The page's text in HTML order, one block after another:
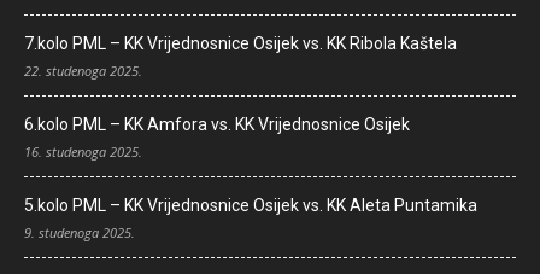
7.kolo PML – KK Vrijednosnice Osijek vs. KK Ribola Kaštela
22. studenoga 2025.
6.kolo PML – KK Amfora vs. KK Vrijednosnice Osijek
16. studenoga 2025.
5.kolo PML – KK Vrijednosnice Osijek vs. KK Aleta Puntamika
9. studenoga 2025.